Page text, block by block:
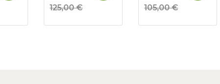
125,00 € 105,00 €